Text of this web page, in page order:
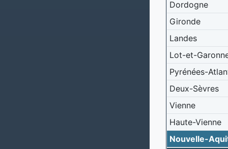
Dordogne
Gironde
Landes
Lot-et-
Pyrénées-
Deux-Sèvres
Vienne
Haute-Vienne
Nouvelle-